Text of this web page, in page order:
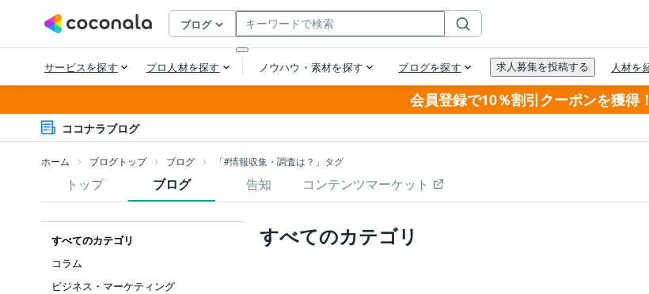
会員登録で10％割引クーポンを獲得！
ココナラブログ
ホーム ブログトップ ブログ 「#情報収集・調査は？」タグ
トップ ブログ 告知 コンテンツマーケット
すべてのカテゴリ
コラム
ビジネス・マーケティング
すべてのカテゴリ